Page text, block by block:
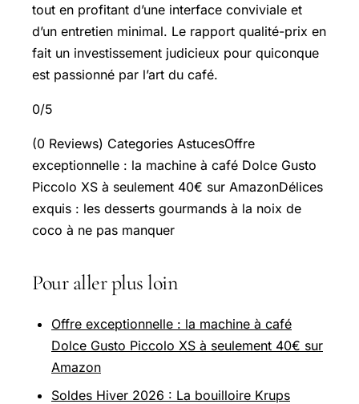
tout en profitant d’une interface conviviale et
d’un entretien minimal. Le rapport qualité-prix en
fait un investissement judicieux pour quiconque
est passionné par l’art du café.
0/5
(0 Reviews) Categories AstucesOffre
exceptionnelle : la machine à café Dolce Gusto
Piccolo XS à seulement 40€ sur AmazonDélices
exquis : les desserts gourmands à la noix de
coco à ne pas manquer
Pour aller plus loin
Offre exceptionnelle : la machine à café
Dolce Gusto Piccolo XS à seulement 40€ sur
Amazon
Soldes Hiver 2026 : La bouilloire Krups